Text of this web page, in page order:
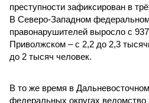
преступности зафиксирован в
В Северо-Западном федеральном
правонарушителей выросло с
Приволжском – с 2,2 до 2,3
до 2 тысяч человек.
В то же время в
федеральных округах